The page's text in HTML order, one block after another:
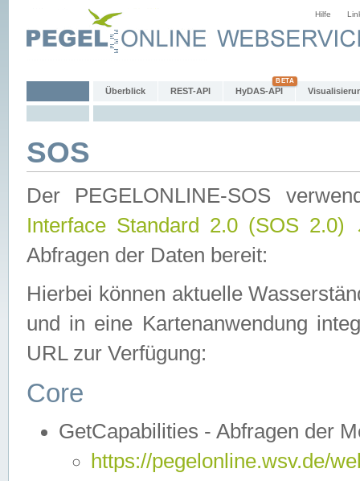
Hilfe
Überblick REST-API HyDAS-API
SOS
Der PEGELONLINE-SOS
Interface Standard 2.0 (SOS 2.0)
Abfragen der Daten bereit:
Hierbei können aktuelle
und in eine Kartenanwendung
URL zur Verfügung:
Core
GetCapabilities - Abfragen der
https://pegelonline.wsv.de/